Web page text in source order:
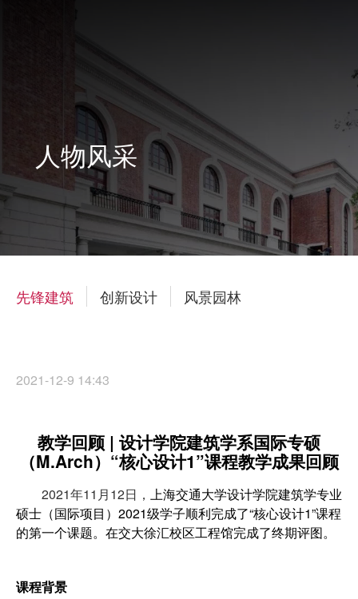
人物风采
先锋建筑 创新设计 风景园林
2021-12-9 14:43
教学回顾 | 设计学院建筑学系国际专硕
（M.Arch）“核心设计1”课程教学成果回顾
2021年11月12日， 上海交通大学设计学院建筑学专业
硕士（国际项目）2021级学子顺利完成了“核心设计1”课程
的第一个课题。在交大徐汇校区工程馆完成了终期评图。
课程背景